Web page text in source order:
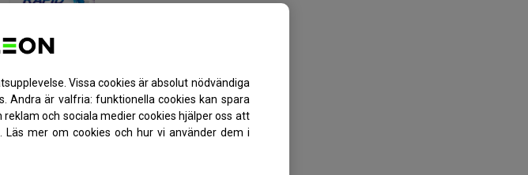
Vissa cookies är absolut nödvändiga
Andra är valfria: funktionella cookies kan spara
och sociala medier cookies hjälper oss att
mer om cookies och hur vi använder dem i